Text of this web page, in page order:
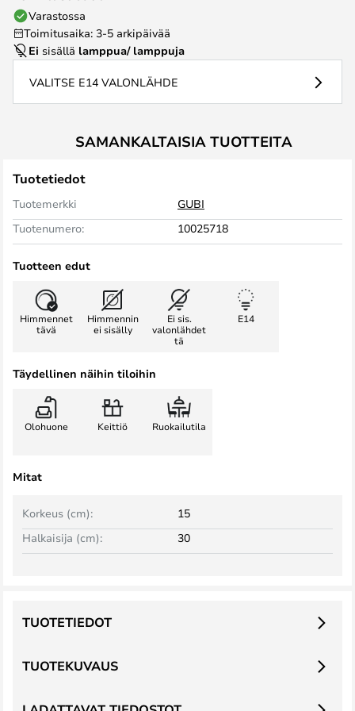
Varastossa
Toimitusaika: 3-5 arkipäivää
Ei sisällä lamppua/ lamppuja
VALITSE E14 VALONLÄHDE
SAMANKALTAISIA TUOTTEITA
Tuotetiedot
Tuotemerkki
GUBI
Tuotenumero:
10025718
Tuotteen edut
Himmennet
tävä
Himmennin
ei sisälly
Ei sis.
valonlähdet
tä
E14
Täydellinen näihin tiloihin
Olohuone Keittiö Ruokailutila
Mitat
Korkeus (cm):
15
Halkaisija (cm):
30
TUOTEKUVAUS
TUOTETIEDOT